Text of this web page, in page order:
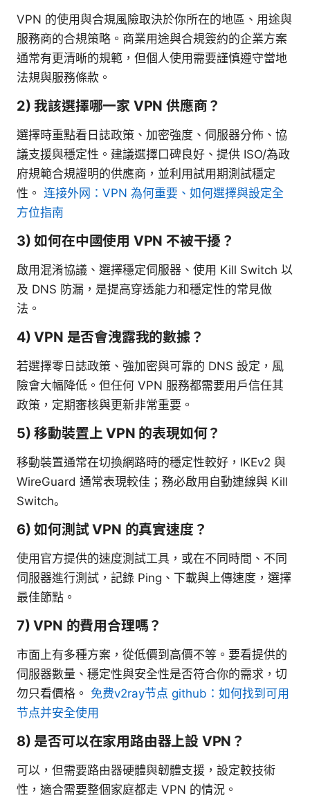
VPN 的使用與合規風險取決於你所在的地區、用途與
服務商的合規策略。商業用途與合規簽約的企業方案
通常有更清晰的規範，但個人使用需要謹慎遵守當地
法規與服務條款。
2) 我該選擇哪一家 VPN 供應商？
選擇時重點看日誌政策、加密強度、伺服器分佈、協
議支援與穩定性。建議選擇口碑良好、提供 ISO/為政
府規範合規證明的供應商，並利用試用期測試穩定
性。 连接外网：VPN 為何重要、如何選擇與設定全
方位指南
3) 如何在中國使用 VPN 不被干擾？
啟用混淆協議、選擇穩定伺服器、使用 Kill Switch 以
及 DNS 防漏，是提高穿透能力和穩定性的常見做
法。
4) VPN 是否會洩露我的數據？
若選擇零日誌政策、強加密與可靠的 DNS 設定，風
險會大幅降低。但任何 VPN 服務都需要用戶信任其
政策，定期審核與更新非常重要。
5) 移動裝置上 VPN 的表現如何？
移動裝置通常在切換網路時的穩定性較好，IKEv2 與
WireGuard 通常表現較佳；務必啟用自動連線與 Kill
Switch。
6) 如何測試 VPN 的真實速度？
使用官方提供的速度測試工具，或在不同時間、不同
伺服器進行測試，記錄 Ping、下載與上傳速度，選擇
最佳節點。
7) VPN 的費用合理嗎？
市面上有多種方案，從低價到高價不等。要看提供的
伺服器數量、穩定性與安全性是否符合你的需求，切
勿只看價格。 免费v2ray节点 github：如何找到可用
节点并安全使用
8) 是否可以在家用路由器上設 VPN？
可以，但需要路由器硬體與韌體支援，設定較技術
性，適合需要整個家庭都走 VPN 的情況。